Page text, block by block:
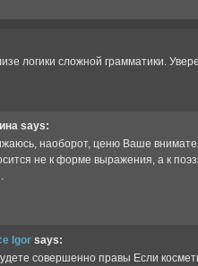
логики сложной грамматики.
says:
наоборот, ценю Ваше
не к форме выражения, а к
Igor says:
совершенно правы Если